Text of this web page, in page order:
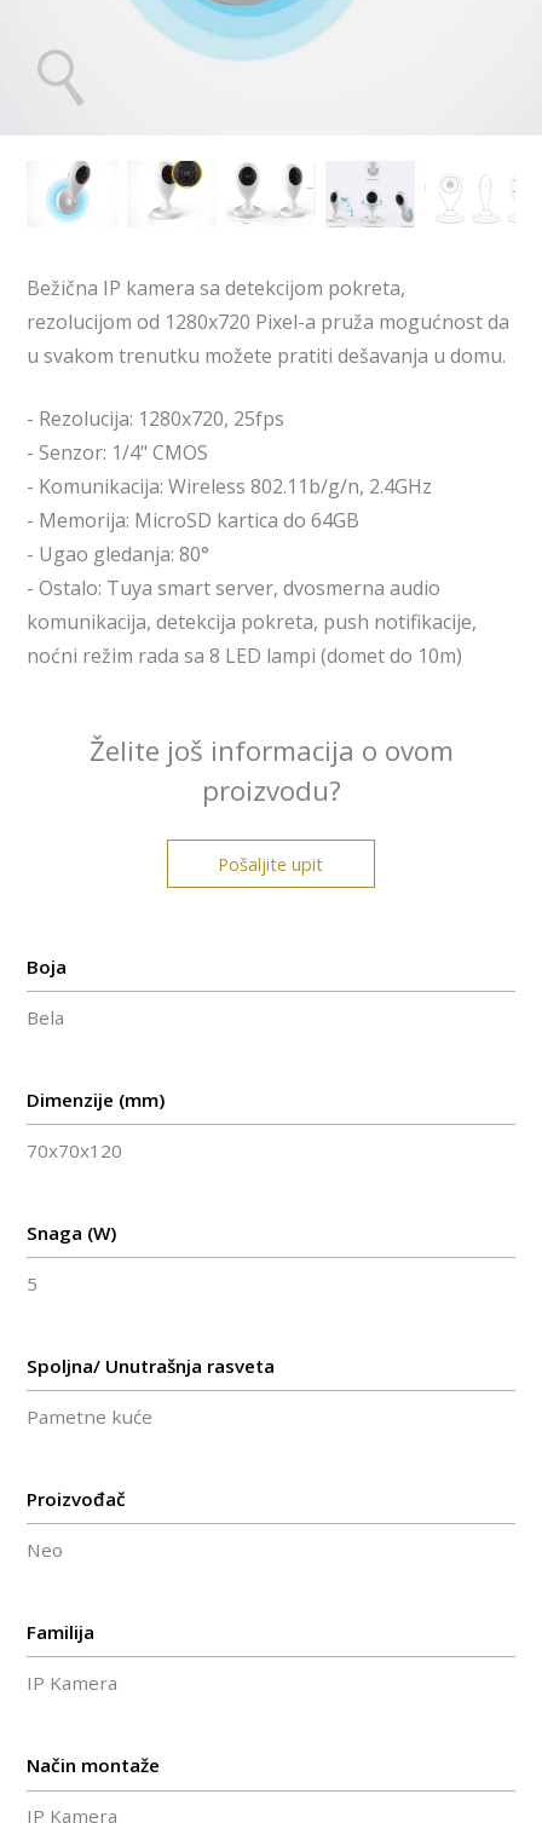
Bežična IP kamera sa detekcijom pokreta,
rezolucijom od 1280x720 Pixel-a pruža mogućnost da
u svakom trenutku možete pratiti dešavanja u domu.
- Rezolucija: 1280x720, 25fps
- Senzor: 1/4" CMOS
- Komunikacija: Wireless 802.11b/g/n, 2.4GHz
- Memorija: MicroSD kartica do 64GB
- Ugao gledanja: 80°
- Ostalo: Tuya smart server, dvosmerna audio
komunikacija, detekcija pokreta, push notifikacije,
noćni režim rada sa 8 LED lampi (domet do 10m)
Želite još informacija o ovom
proizvodu?
Pošaljite upit
Boja
Bela
Dimenzije (mm)
70x70x120
Snaga (W)
5
Spoljna/ Unutrašnja rasveta
Pametne kuće
Proizvođač
Neo
Familija
IP Kamera
Način montaže
IP Kamera